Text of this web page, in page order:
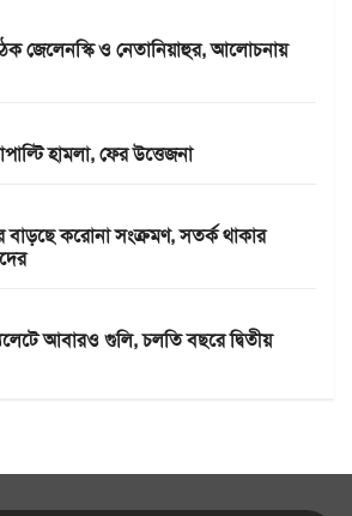
জেলেনস্কি ও নেতানিয়াহুর, আলোচনায়
হামলা, ফের উত্তেজনা
বাড়ছে করোনা সংক্রমণ, সতর্ক থাকার
আবারও গুলি, চলতি বছরে দ্বিতীয়